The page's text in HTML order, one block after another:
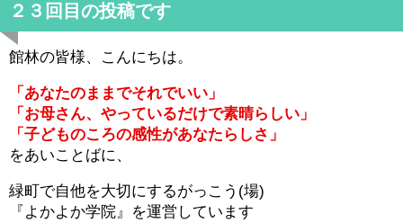
２３回目の投稿です
館林の皆様、こんにちは。
「あなたのままでそれでいい」
「お母さん、やっているだけで素晴らしい」
「子どものころの感性があなたらしさ」
をあいことばに、
緑町で自他を大切にするがっこう(場)
『よかよか学院』を運営しています
コミュニティ
宇宙よりも遠い場所